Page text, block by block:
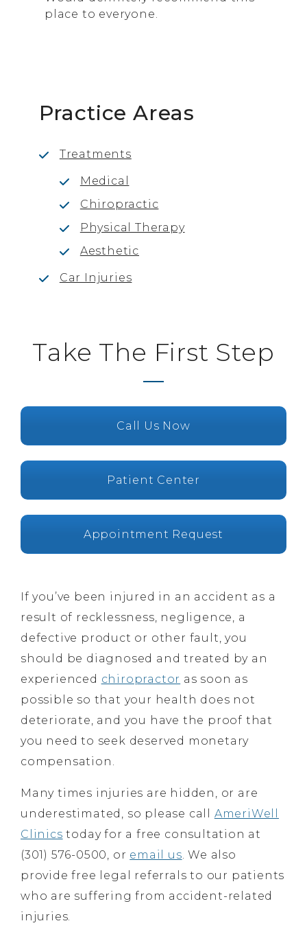
place to everyone.
Practice Areas
Treatments
Medical
Chiropractic
Physical Therapy
Aesthetic
Car Injuries
Take The First Step
Call Us Now
Patient Center
Appointment Request
If you’ve been injured in an accident as a
result of recklessness, negligence, a
defective product or other fault, you
should be diagnosed and treated by an
experienced chiropractor as soon as
possible so that your health does not
deteriorate, and you have the proof that
you need to seek deserved monetary
compensation.
Many times injuries are hidden, or are
underestimated, so please call AmeriWell
Clinics today for a free consultation at
(301) 576-0500, or email us . We also
provide free legal referrals to our patients
who are suffering from accident-related
injuries.